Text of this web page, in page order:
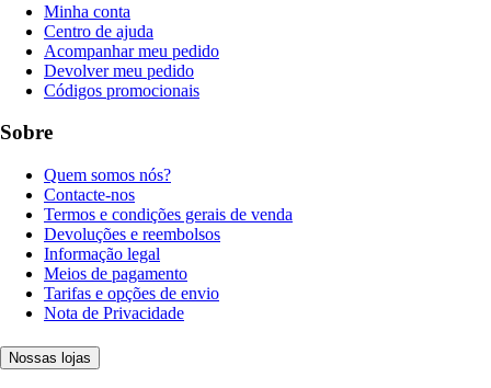
Minha conta
Centro de ajuda
Acompanhar meu pedido
Devolver meu pedido
Códigos promocionais
Sobre
Quem somos nós?
Contacte-nos
Termos e condições gerais de venda
Devoluções e reembolsos
Informação legal
Meios de pagamento
Tarifas e opções de envio
Nota de Privacidade
Nossas lojas